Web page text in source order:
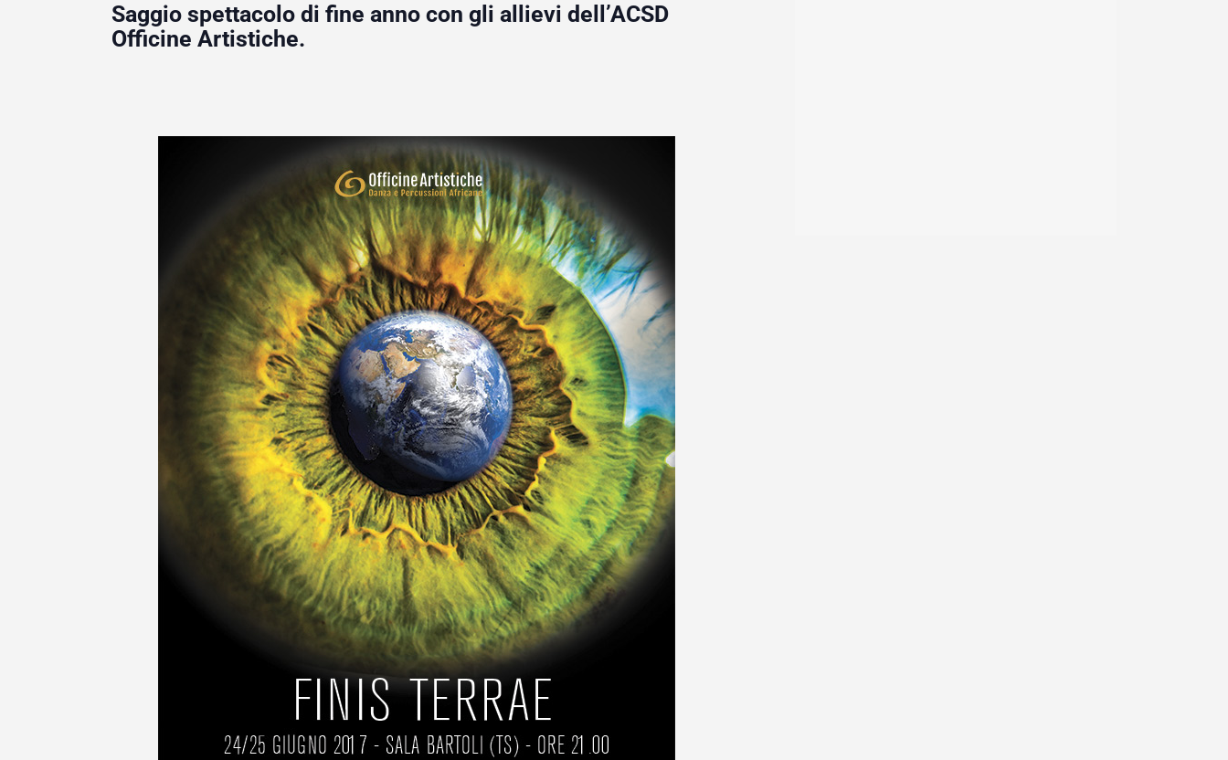
Saggio spettacolo di fine anno con gli allievi dell’ACSD
Officine Artistiche.